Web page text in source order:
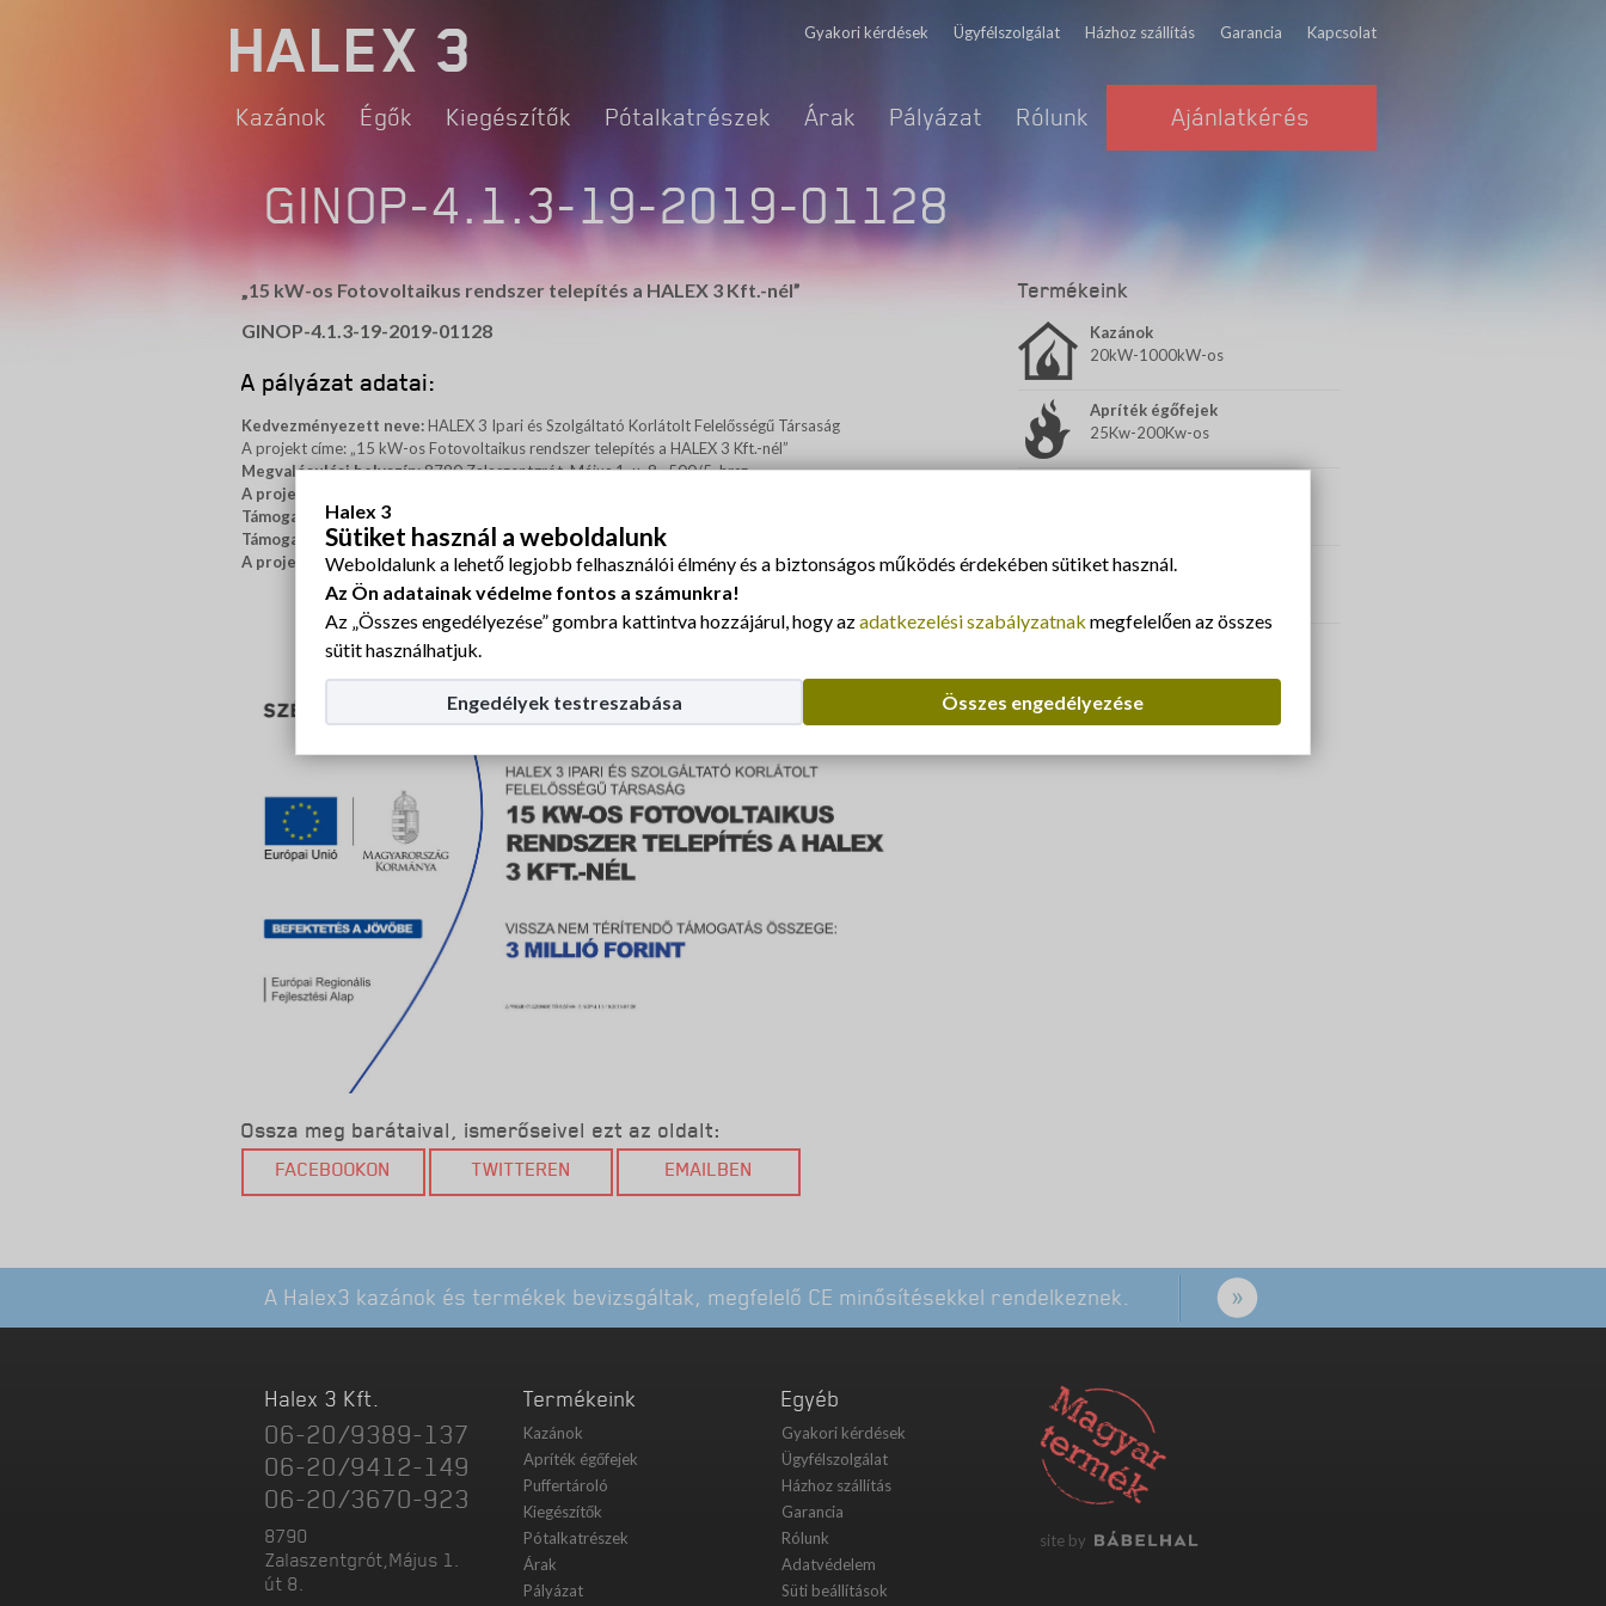
Halex 3
Sütiket használ a weboldalunk
Weboldalunk a lehető legjobb felhasználói élmény és a biztonságos működés érdekében sütiket használ.
Az Ön adatainak védelme fontos a számunkra!
Az „Összes engedélyezése” gombra kattintva hozzájárul, hogy azadatkezelési szabályzatnak megfelelően az összes
sütit használhatjuk.
Összes engedélyezése
Engedélyek testreszabása
HALEX 3 Gyakori kérdések Ügyfélszolgálat Házhoz szállítás Garancia Kapcsolat
Kazánok Égők Kiegészítők Pótalkatrészek Árak Pályázat Rólunk Ajánlatkérés
GINOP-4.1.3-19-2019-01128
„15 kW-os Fotovoltaikus rendszer telepítés a HALEX 3 Kft.-nél”
GINOP-4.1.3-19-2019-01128
A pályázat adatai:
Kedvezményezett neve: HALEX 3 Ipari és Szolgáltató Korlátolt Felelősségű Társaság
A projekt címe: „15 kW-os Fotovoltaikus rendszer telepítés a HALEX 3 Kft.-nél”
Megvalósulási helyszín:8790 Zalaszentgrót, Május 1. u. 8., 500/5. hrsz.
A projekt azonosító száma:
Támogatási összeg:3.000.000 Ft, azaz hárommillió forint
Támogatás mértéke (%-ban):100%
A projekt befejezési dátuma:2022.06.30.
Ossza meg barátaival, ismerőseivel ezt az oldalt:
FACEBOOKON TWITTEREN EMAILBEN
Termékeink
Kazánok
20kW-1000kW-os
Apríték égőfejek
25Kw-200Kw-os
Pótalkatrészek
A Halex3 kazánok és termékek bevizsgáltak, megfelelő CE minősítésekkel rendelkeznek.
Halex 3 Kft.
06-20/9389-137
06-20/9412-149
06-20/3670-923
8790
Zalaszentgrót,Május 1.
út 8.
Termékeink
Kazánok
Apríték égőfejek
Puffertároló
Kiegészítők
Pótalkatrészek
Árak
Pályázat
Egyéb
Gyakori kérdések
Ügyfélszolgálat
Házhoz szállítás
Garancia
Rólunk
Adatvédelem
Süti beállítások
site by